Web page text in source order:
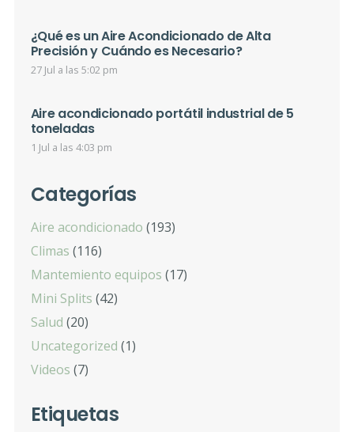
¿Qué es un Aire Acondicionado de Alta
Precisión y Cuándo es Necesario?
27 Jul a las 5:02 pm
Aire acondicionado portátil industrial de 5
toneladas
1 Jul a las 4:03 pm
Categorías
Aire acondicionado (193)
Climas (116)
Mantemiento equipos (17)
Mini Splits (42)
Salud (20)
Uncategorized (1)
Videos (7)
Etiquetas